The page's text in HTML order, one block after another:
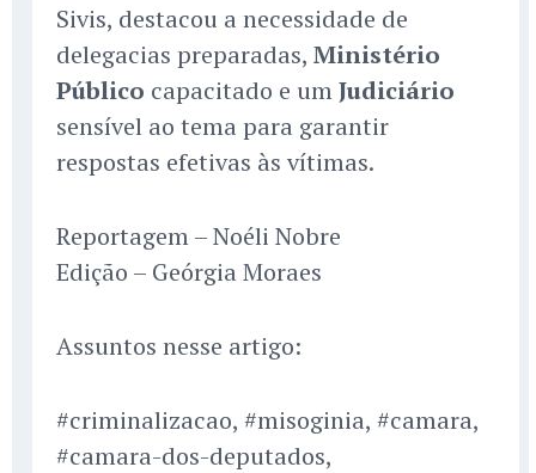
Sivis, destacou a necessidade de
delegacias preparadas, Ministério
Público capacitado e umJudiciário
sensível ao tema para garantir
respostas efetivas às vítimas.
Reportagem – Noéli Nobre
Edição – Geórgia Moraes
Assuntos nesse artigo:
#criminalizacao, #misoginia, #camara,
#camara-dos-deputados,